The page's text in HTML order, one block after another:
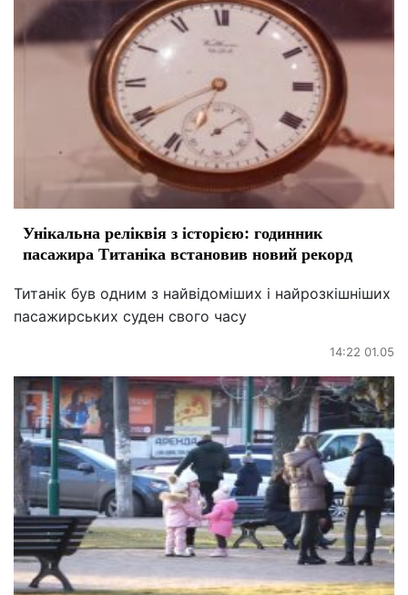
Унікальна реліквія з історією: годинник
пасажира Титаніка встановив новий рекорд
Титанік був одним з найвідоміших і найрозкішніших
пасажирських суден свого часу
14:22 01.05